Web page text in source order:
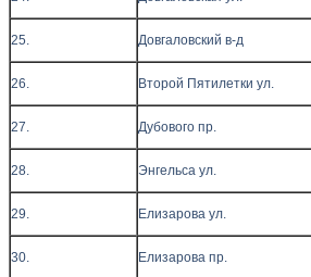
25. Довгаловский в-д
26. Второй Пятилетки ул.
27. Дубового пр.
28. Энгельса ул.
29. Елизарова ул.
30. Елизарова пр.